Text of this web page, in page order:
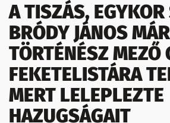
A TISZÁS,
BRÓDY JÁNOS
TÖRTÉNÉSZ MEZŐ
FEKETELISTÁRA
MERT LELEPLEZTE
HAZUGSÁGAIT